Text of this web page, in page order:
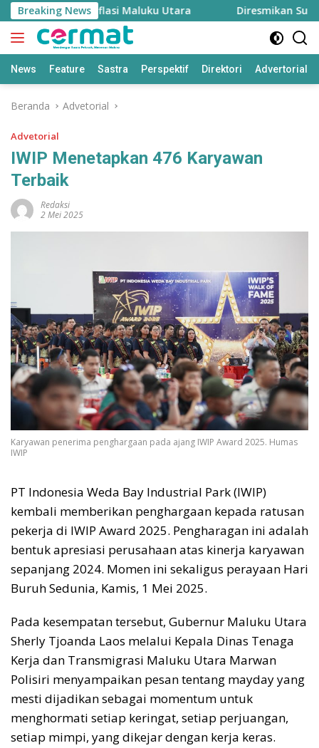
Langsung
ke
konten
Breaking News
Menjaga Inflasi Maluku Utara Diresmikan Sultan
News Feature Sastra Perspektif Direktori Advertorial
Beranda Advetorial
Advetorial
IWIP Menetapkan 476 Karyawan
Terbaik
Redaksi
2 Mei 2025
Karyawan penerima penghargaan pada ajang IWIP Award 2025. Humas
IWIP
PT Indonesia Weda Bay Industrial Park (IWIP)
kembali memberikan penghargaan kepada ratusan
pekerja di IWIP Award 2025. Pengharagan ini adalah
bentuk apresiasi perusahaan atas kinerja karyawan
sepanjang 2024. Momen ini sekaligus perayaan Hari
Buruh Sedunia, Kamis, 1 Mei 2025.
Pada kesempatan tersebut, Gubernur Maluku Utara
Sherly Tjoanda Laos melalui Kepala Dinas Tenaga
Kerja dan Transmigrasi Maluku Utara Marwan
Polisiri menyampaikan pesan tentang mayday yang
mesti dijadikan sebagai momentum untuk
menghormati setiap keringat, setiap perjuangan,
setiap mimpi, yang dikejar dengan kerja keras.